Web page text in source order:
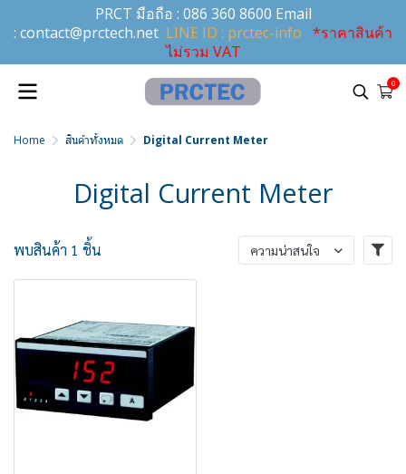
PRCT มือถือ : 086 360 8600 Email
: contact@prctech.net LINE ID : prctec-info *ราคาสินค้า
ไม่รวม VAT
0
Home สินค้าทั้งหมด Digital Current Meter
Digital Current Meter
พบสินค้า 1 ชิ้น ความน่าสนใจ